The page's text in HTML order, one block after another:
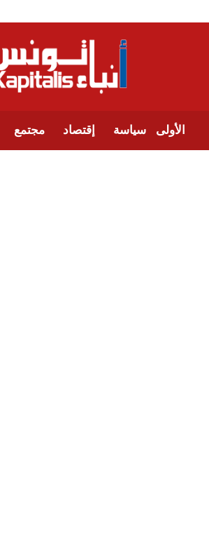
الأولى سياسة إقتصاد مجتمع